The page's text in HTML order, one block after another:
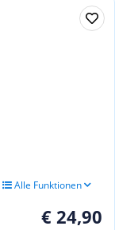
Alle Funktionen
€ 24,90